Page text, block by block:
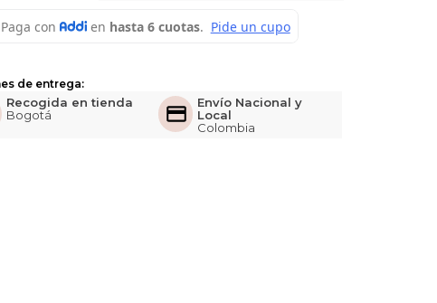
de entrega:
Recogida en tienda
Bogotá
Envío Nacional y
Local
Colombia